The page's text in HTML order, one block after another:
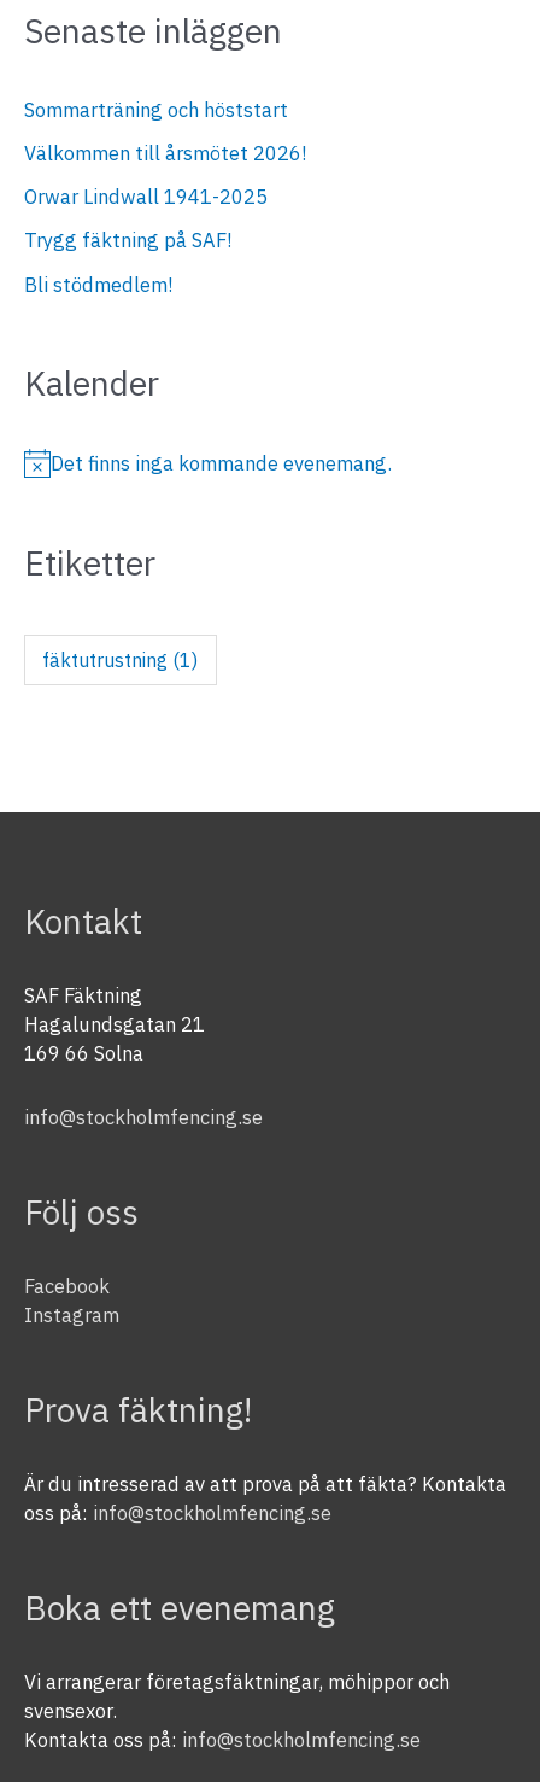
Senaste inläggen
Sommarträning och höststart
Välkommen till årsmötet 2026!
Orwar Lindwall 1941-2025
Trygg fäktning på SAF!
Bli stödmedlem!
Kalender
N
t
s
Det finns inga kommande evenemang.
Etiketter
fäktutrustning (1)
Kontakt
SAF Fäktning
Hagalundsgatan 21
169 66 Solna
info@stockholmfencing.se
Följ oss
Facebook
Instagram
Prova fäktning!
Är du intresserad av att prova på att fäkta? Kontakta
oss på: info@stockholmfencing.se
Boka ett evenemang
Vi arrangerar företagsfäktningar, möhippor och
svensexor.
Kontakta oss på: info@stockholmfencing.se